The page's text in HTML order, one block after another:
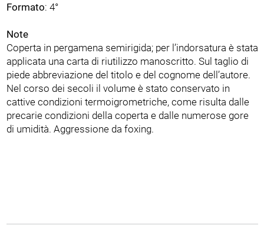
Formato: 4°
Note
Coperta in pergamena semirigida; per l’indorsatura è stata
applicata una carta di riutilizzo manoscritto. Sul taglio di
piede abbreviazione del titolo e del cognome dell’autore.
Nel corso dei secoli il volume è stato conservato in
cattive condizioni termoigrometriche, come risulta dalle
precarie condizioni della coperta e dalle numerose gore
di umidità. Aggressione da foxing.